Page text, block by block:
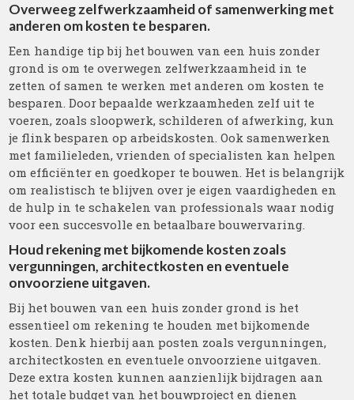
Overweeg zelfwerkzaamheid of samenwerking met
anderen om kosten te besparen.
Een handige tip bij het bouwen van een huis zonder
grond is om te overwegen zelfwerkzaamheid in te
zetten of samen te werken met anderen om kosten te
besparen. Door bepaalde werkzaamheden zelf uit te
voeren, zoals sloopwerk, schilderen of afwerking, kun
je flink besparen op arbeidskosten. Ook samenwerken
met familieleden, vrienden of specialisten kan helpen
om efficiënter en goedkoper te bouwen. Het is belangrijk
om realistisch te blijven over je eigen vaardigheden en
de hulp in te schakelen van professionals waar nodig
voor een succesvolle en betaalbare bouwervaring.
Houd rekening met bijkomende kosten zoals
vergunningen, architectkosten en eventuele
onvoorziene uitgaven.
Bij het bouwen van een huis zonder grond is het
essentieel om rekening te houden met bijkomende
kosten. Denk hierbij aan posten zoals vergunningen,
architectkosten en eventuele onvoorziene uitgaven.
Deze extra kosten kunnen aanzienlijk bijdragen aan
het totale budget van het bouwproject en dienen